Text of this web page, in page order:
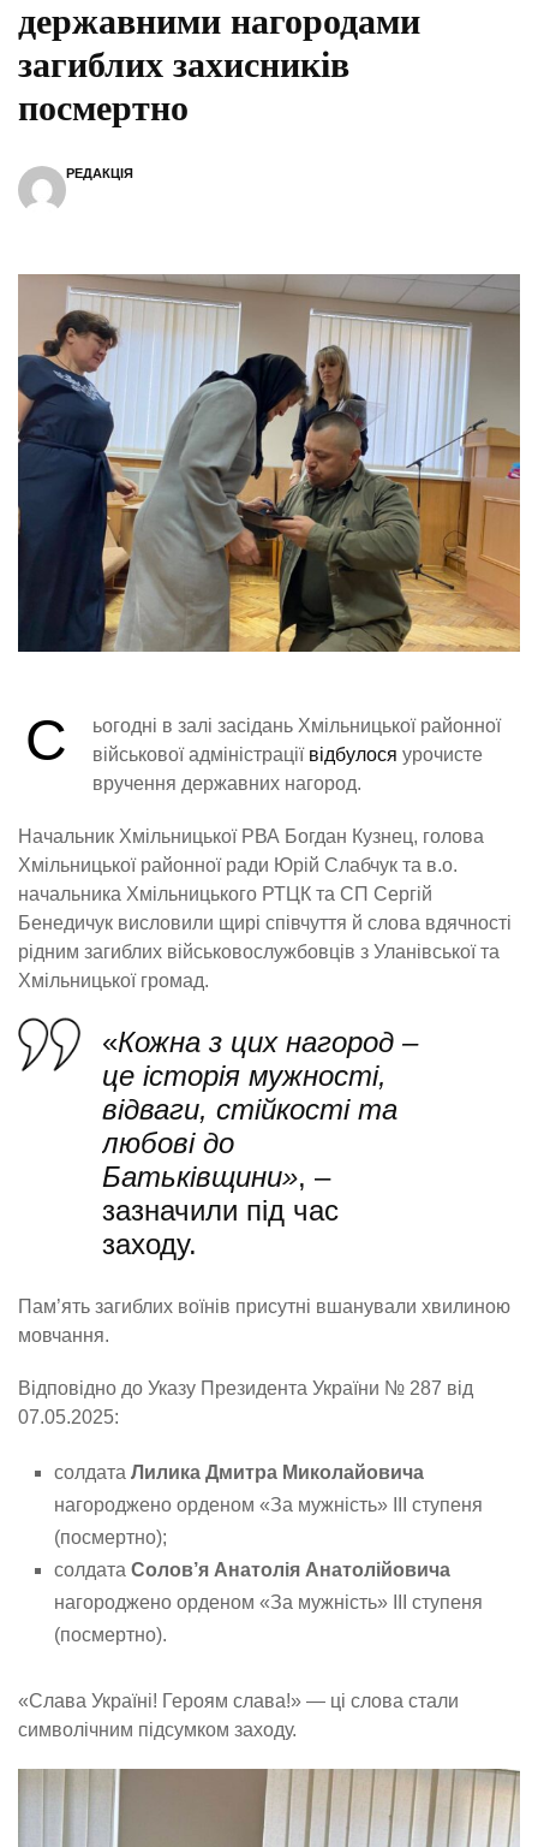
державними нагородами
загиблих захисників
посмертно
РЕДАКЦІЯ
С
ьогодні в залі засідань Хмільницької районної
військової адміністрації відбулося урочисте
вручення державних нагород.
Начальник Хмільницької РВА Богдан Кузнец, голова
Хмільницької районної ради Юрій Слабчук та в.о.
начальника Хмільницького РТЦК та СП Сергій
Бенедичук висловили щирі співчуття й слова вдячності
рідним загиблих військовослужбовців з Уланівської та
Хмільницької громад.
«Кожна з цих нагород –
це історія мужності,
відваги, стійкості та
любові до
Батьківщини», –
зазначили під час
заходу.
Пам’ять загиблих воїнів присутні вшанували хвилиною
мовчання.
Відповідно до Указу Президента України № 287 від
07.05.2025:
солдата Лилика Дмитра Миколайовича
нагороджено орденом «За мужність» ІІІ ступеня
(посмертно);
солдата Солов’я Анатолія Анатолійовича
нагороджено орденом «За мужність» ІІІ ступеня
(посмертно).
«Слава Україні! Героям слава!» — ці слова стали
символічним підсумком заходу.